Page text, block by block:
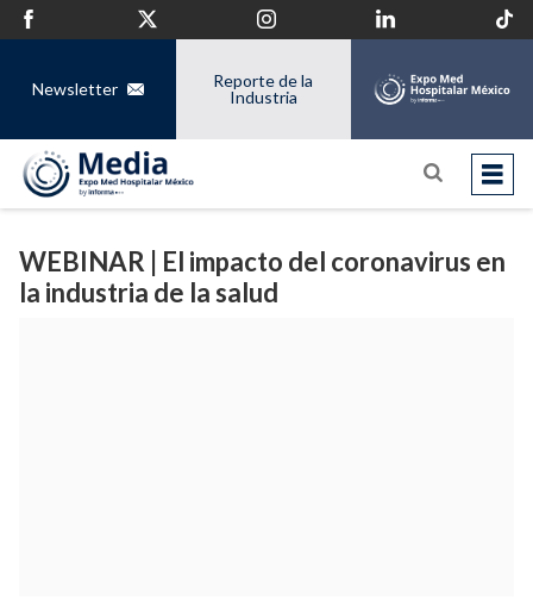
Newsletter
Reporte de la
Industria
WEBINAR | El impacto del coronavirus en
la industria de la salud